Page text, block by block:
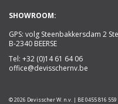
SHOWROOM:
GPS: volg Steenbakkersdam 2
B-2340 BEERSE
Tel: +32 (0)14 61 64 06
office@devisschernv.be
© 2026 Devisscher W. n.v. | BE 0455 816 559